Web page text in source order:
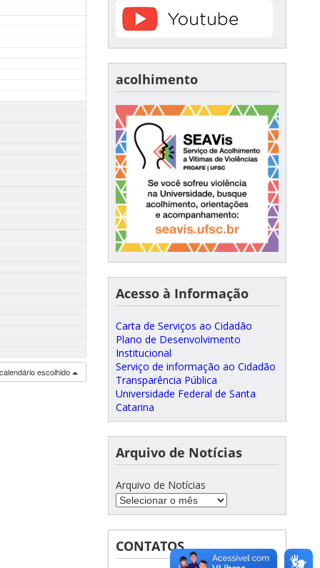
escolhido
acolhimento
Acesso à Informação
Carta de Serviços ao Cidadão
Plano de Desenvolvimento
Institucional
Serviço de informação ao Cidadão
Transparência Pública
Universidade Federal de Santa
Catarina
Arquivo de Notícias
Arquivo de Notícias
CONTATOS